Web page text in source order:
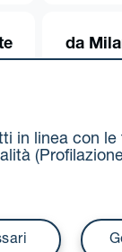
da
in linea con